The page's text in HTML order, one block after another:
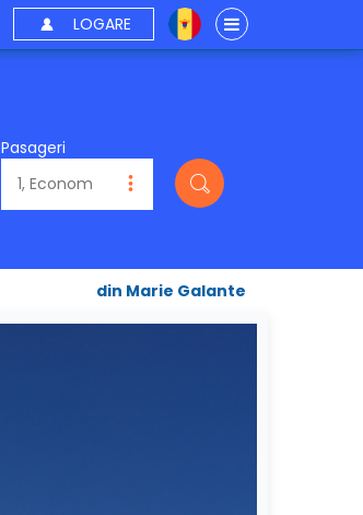
LOGARE
Pasageri
din Marie Galante